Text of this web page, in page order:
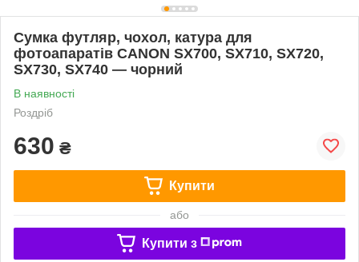
Сумка футляр, чохол, катура для
фотоапаратів CANON SX700, SX710, SX720,
SX730, SX740 — чорний
В наявності
Роздріб
630 ₴
Купити
або
Купити з